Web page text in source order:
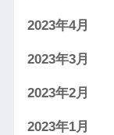
2023年4月
2023年3月
2023年2月
2023年1月